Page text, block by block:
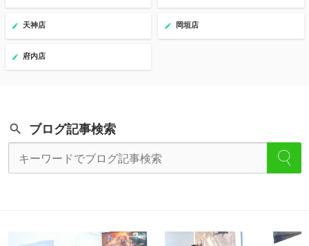
天神店 岡垣店
府内店
ブログ記事検索